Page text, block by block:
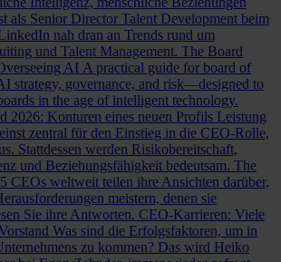
als Senior Director Talent Development beim
nah dran an Trends rund um
und Talent Management. The Board
AI A practical guide for board of
strategy, governance, and risk—designed to
in the age of intelligent technology.
2026: Konturen eines neuen Profils Leistung
zentral für den Einstieg in die CEO-Rolle,
Stattdessen werden Risikobereitschaft,
und Beziehungsfähigkeit bedeutsam. The
CEOs weltweit teilen ihre Ansichten darüber,
meistern, denen sie
Sie ihre Antworten. CEO-Karrieren: Viele
Was sind die Erfolgsfaktoren, um in
zu kommen? Das wird Heiko